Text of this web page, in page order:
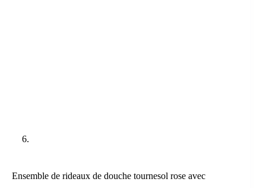
Ensemble de rideaux de douche tournesol rose avec